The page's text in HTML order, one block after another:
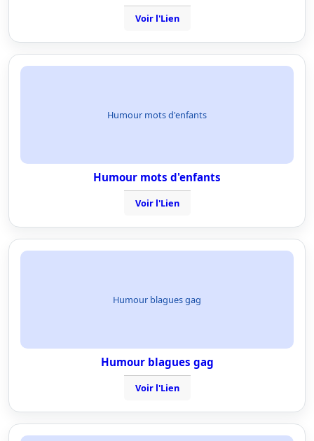
Voir l'Lien
Humour mots d'enfants
Humour mots d'enfants
Voir l'Lien
Humour blagues gag
Humour blagues gag
Voir l'Lien